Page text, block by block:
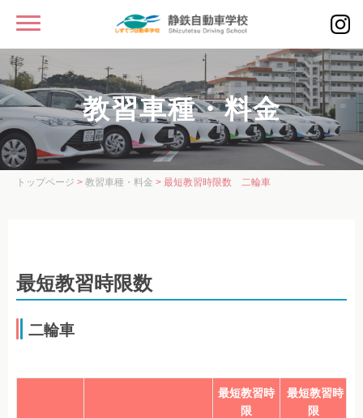
静鉄自動車学校
入校をお考えの方へ
学校案内
学校案内
入校案内
教習車種・料金
教習車種・料金
トップページ > 教習車種・料金 > 最短教習時限数 二輪車
最短教習時限数
二輪車
最短教習時
限
最短教習時
限